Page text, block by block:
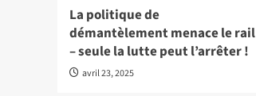
La politique de
démantèlement menace le rail
– seule la lutte peut l’arrêter !
avril 23, 2025